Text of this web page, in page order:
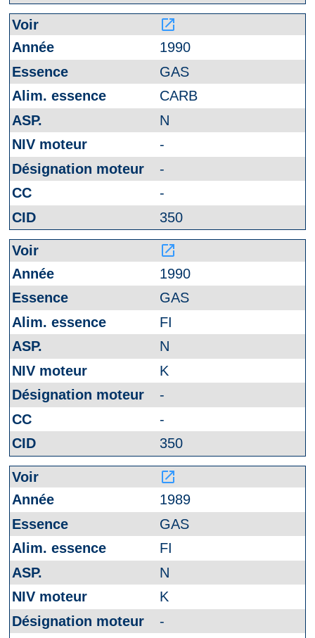
launch
1990
GAS
CARB
N
-
-
-
350
launch
1990
GAS
FI
N
K
-
-
350
launch
1989
GAS
FI
N
K
-